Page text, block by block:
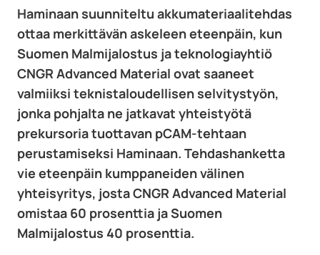
Haminaan suunniteltu akkumateriaalitehdas
ottaa merkittävän askeleen eteenpäin, kun
Suomen Malmijalostus ja teknologiayhtiö
CNGR Advanced Material ovat saaneet
valmiiksi teknistaloudellisen selvitystyön,
jonka pohjalta ne jatkavat yhteistyötä
prekursoria tuottavan pCAM-tehtaan
perustamiseksi Haminaan. Tehdashanketta
vie eteenpäin kumppaneiden välinen
yhteisyritys, josta CNGR Advanced Material
omistaa 60 prosenttia ja Suomen
Malmijalostus 40 prosenttia.